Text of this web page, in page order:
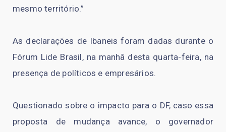
mesmo território.”
As declarações de Ibaneis foram dadas durante o
Fórum Lide Brasil, na manhã desta quarta-feira, na
presença de políticos e empresários.
Questionado sobre o impacto para o DF, caso essa
proposta de mudança avance, o governador